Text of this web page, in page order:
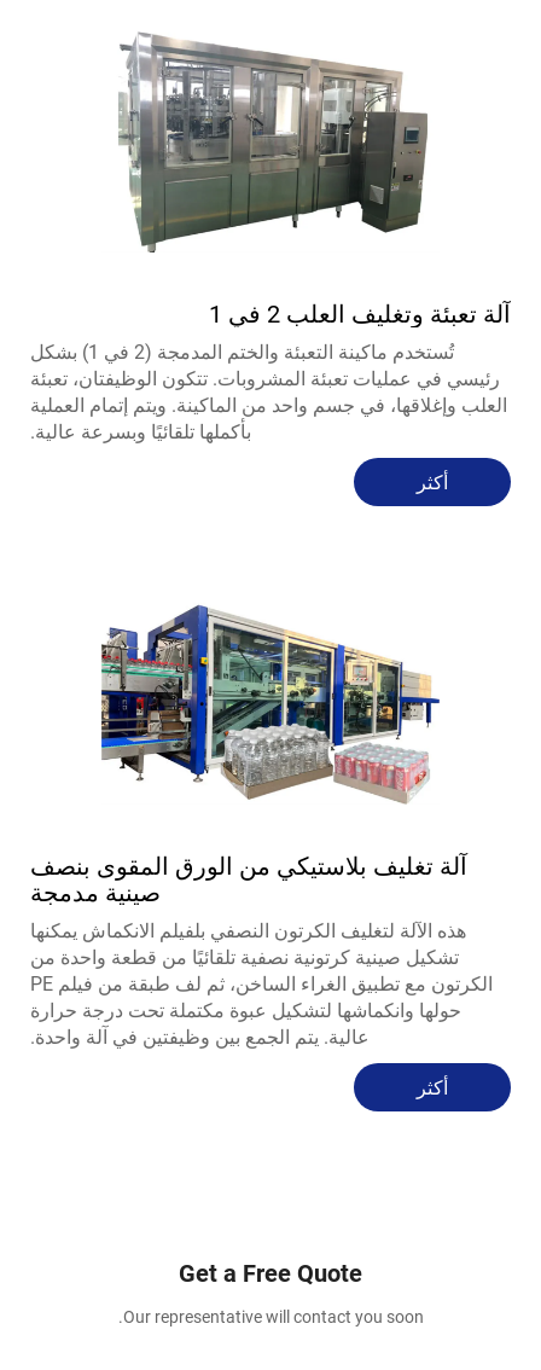
آلة تعبئة وتغليف العلب 2 في 1
تُستخدم ماكينة التعبئة والختم المدمجة (2 في 1) بشكل
رئيسي في عمليات تعبئة المشروبات. تتكون الوظيفتان، تعبئة
العلب وإغلاقها، في جسم واحد من الماكينة. ويتم إتمام العملية
بأكملها تلقائيًا وبسرعة عالية.
أكثر
آلة تغليف بلاستيكي من الورق المقوى بنصف
صينية مدمجة
هذه الآلة لتغليف الكرتون النصفي بلفيلم الانكماش يمكنها
تشكيل صينية كرتونية نصفية تلقائيًا من قطعة واحدة من
الكرتون مع تطبيق الغراء الساخن، ثم لف طبقة من فيلم PE
حولها وانكماشها لتشكيل عبوة مكتملة تحت درجة حرارة
عالية. يتم الجمع بين وظيفتين في آلة واحدة.
أكثر
Get a Free Quote
Our representative will contact you soon.